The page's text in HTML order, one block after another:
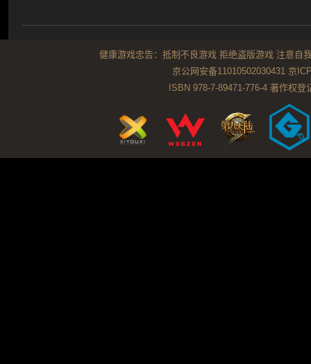
健康游戏忠告：抵制不良游戏 拒绝盗版游戏 注意自
京公网安备11010502030431 京
ISBN 978-7-89471-776-4 著作权